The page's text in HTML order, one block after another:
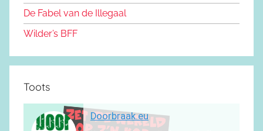
o
k
De Fabel van de Illegaal
Wilder’s BFF
Toots